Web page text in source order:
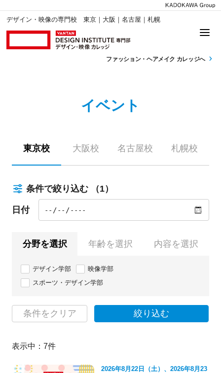
デザイン・映像の専門校 東京｜大阪｜名古屋｜札幌
ファッション・ ヘアメイク カレッジへ
イベント
東京校 大阪校 名古屋校 札幌校
条件で絞り込む （1）
日付
分野を選択 年齢を選択 内容を選択
デザイン学部
映像学部
スポーツ・デザイン学部
条件をクリア 絞り込む
表示中： 7件
2026年8月22日（土）、2026年8月23